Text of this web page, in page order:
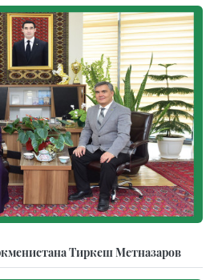
Тиркеш Мeтназаров